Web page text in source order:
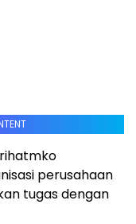
perusahaan
tugas dengan